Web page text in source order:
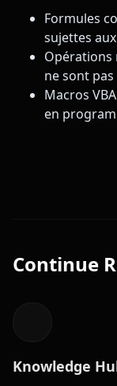
Formules
sujettes
Opérations
ne sont
Macros
en
Continue
Knowledge